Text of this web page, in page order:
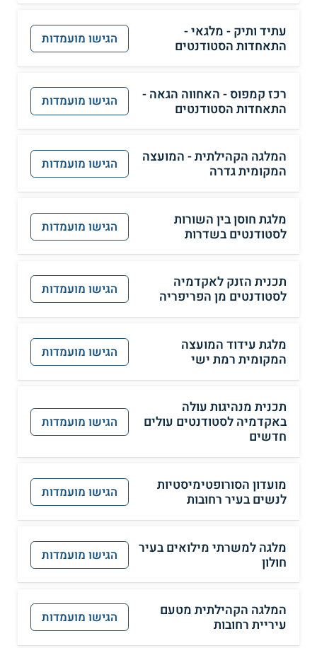
עתיד ותיק - מלגאי -
התאחדות הסטודנטים
הגישו מועמדות
רכז קמפוס - האחווה הגאה -
התאחדות הסטודנטים
הגישו מועמדות
המלגה הקהילתית - המועצה
המקומית גדרה
הגישו מועמדות
מלגת חוסן בין השורות
לסטודנטים בשדרות
הגישו מועמדות
תכנית הזנק לאקדמיה
לסטודנטים מן הפריפריה
הגישו מועמדות
מלגת עידוד המועצה
המקומית רמת ישי
הגישו מועמדות
תכנית מנהיגות עולה
באקדמיה לסטודנטים עולים
חדשים
הגישו מועמדות
מועדון הסורופטימיסטיות
לנשים בעיר רחובות
הגישו מועמדות
מלגה למשרתי מילואים בעיר
חולון
הגישו מועמדות
המלגה הקהילתית מטעם
עיריית רחובות
הגישו מועמדות